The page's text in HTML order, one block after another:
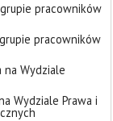
pracowników
pracowników
Wydziale
Wydziale Prawa i